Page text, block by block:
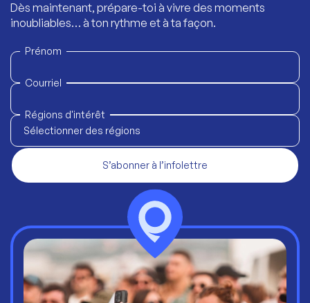
Dès maintenant, prépare-toi à vivre des moments
inoubliables… à ton rythme et à ta façon.
Prénom
Courriel
Régions d'intérêt
Sélectionner des régions
S’abonner à l’infolettre